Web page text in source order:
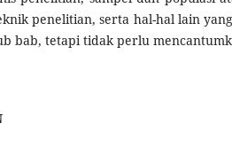
penelitian, serta hal-hal lain
bab, tetapi tidak perlu